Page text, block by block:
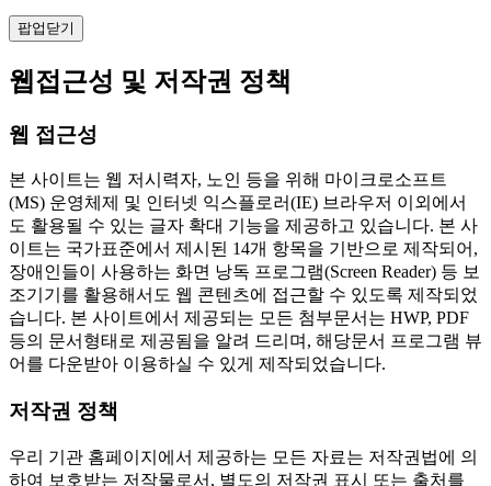
팝업닫기
웹접근성 및 저작권 정책
웹 접근성
본 사이트는 웹 저시력자, 노인 등을 위해 마이크로소프트
(MS) 운영체제 및 인터넷 익스플로러(IE) 브라우저 이외에서
도 활용될 수 있는 글자 확대 기능을 제공하고 있습니다. 본 사
이트는 국가표준에서 제시된 14개 항목을 기반으로 제작되어,
장애인들이 사용하는 화면 낭독 프로그램(Screen Reader) 등 보
조기기를 활용해서도 웹 콘텐츠에 접근할 수 있도록 제작되었
습니다. 본 사이트에서 제공되는 모든 첨부문서는 HWP, PDF
등의 문서형태로 제공됨을 알려 드리며, 해당문서 프로그램 뷰
어를 다운받아 이용하실 수 있게 제작되었습니다.
저작권 정책
우리 기관 홈페이지에서 제공하는 모든 자료는 저작권법에 의
하여 보호받는 저작물로서, 별도의 저작권 표시 또는 출처를